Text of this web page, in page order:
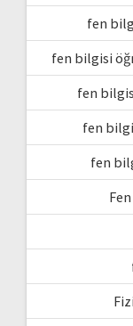
fen
fen bilgisi
fen
fen
fen